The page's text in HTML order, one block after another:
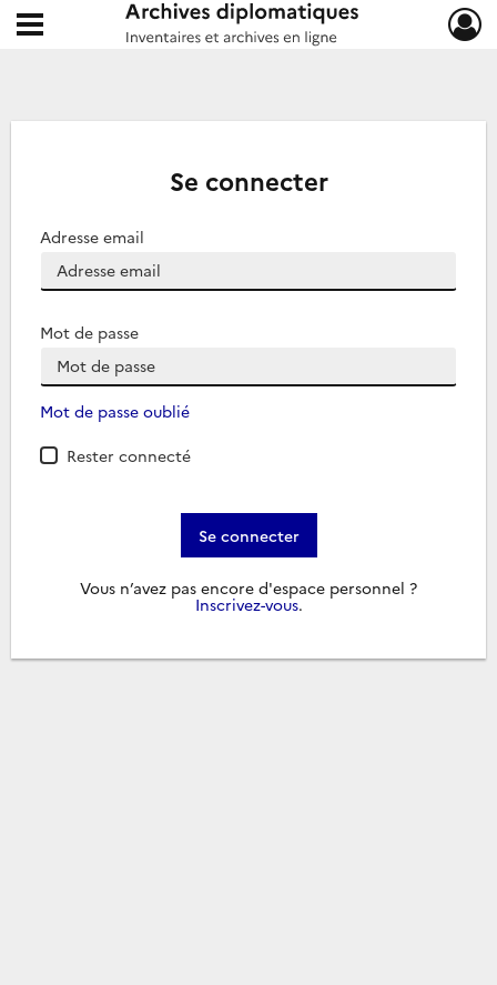
Archives diplomatiques
Ouvrir le menu déroulant
Se connecter
Adresse email
Mot de passe
Mot de passe oublié
Rester connecté
Se connecter
Vous n’avez pas encore d'espace personnel ?
Inscrivez-vous.